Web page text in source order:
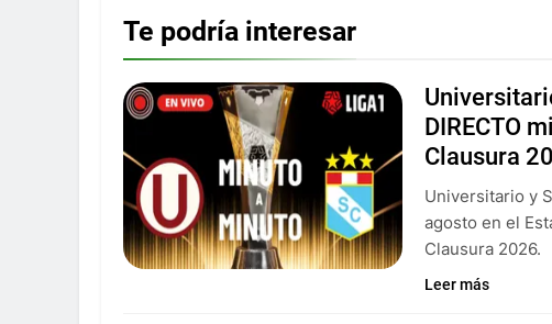
Te podría interesar
DIRECTO
Clausura
Universitario y
agosto en el
Clausura 2026.
Leer más